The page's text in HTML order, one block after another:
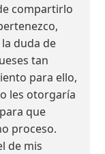
compartirlo
duda de
tan
para ello,
les otorgaría
que
proceso.
de mis